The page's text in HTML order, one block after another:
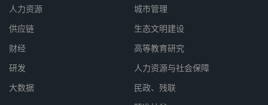
人力资源
供应链
财经
研发
大数据
城市管理
生态文明建设
高等教育研究
人力资源与社会保障
民政、残联